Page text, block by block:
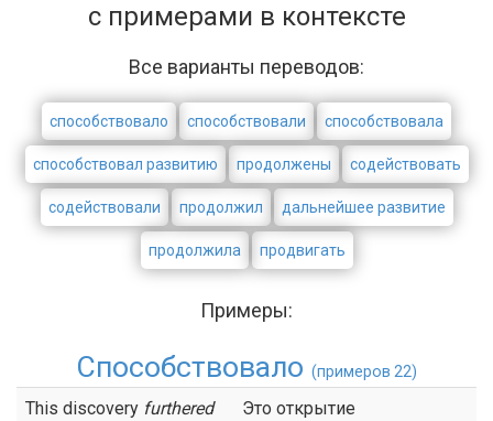
с примерами в контексте
Все варианты переводов:
способствовало способствовали способствовала
способствовал развитию продолжены содействовать
содействовали продолжил дальнейшее развитие
продолжила продвигать
Примеры:
Способствовало (примеров 22)
This discovery furthered
Это открытие